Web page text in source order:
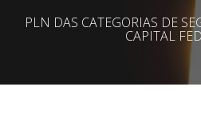
PLN DAS CATEGORIAS DE
CAPITAL